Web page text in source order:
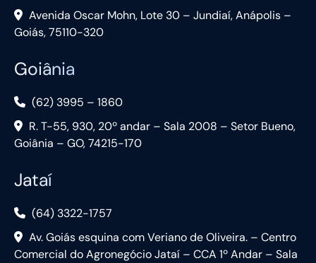
Avenida Oscar Mohn, Lote 30 – Jundiaí, Anápolis –
Goiás, 75110-320
Goiânia
(62) 3995 – 1860
R. T-55, 930, 20º andar – Sala 2008 – Setor Bueno,
Goiânia – GO, 74215-170
Jataí
(64) 3322-1757
Av. Goiás esquina com Veriano de Oliveira. – Centro
Comercial do Agronegócio Jataí – CCA 1º Andar – Sala